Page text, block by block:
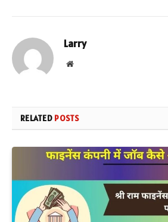
Larry
Website
RELATED POSTS